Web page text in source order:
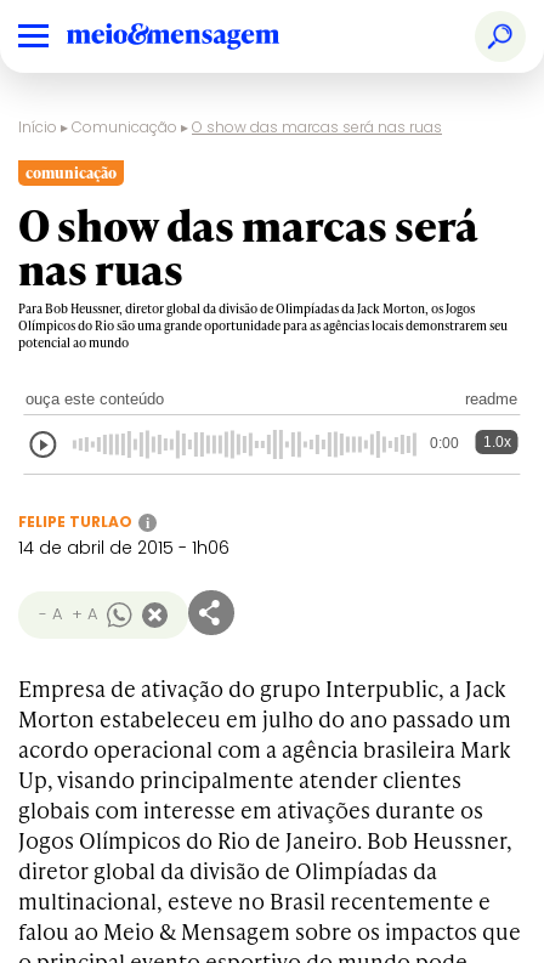
Início ▸Comunicação ▸O show das marcas será nas ruas
comunicação
O show das marcas será
nas ruas
Para Bob Heussner, diretor global da divisão de Olimpíadas da Jack Morton, os Jogos
Olímpicos do Rio são uma grande oportunidade para as agências locais demonstrarem seu
potencial ao mundo
ouça este conteúdo readme
0:00 1.0x
FELIPE TURLAO i
14 de abril de 2015 - 1h06
- A + A
Empresa de ativação do grupo Interpublic, a Jack
Morton estabeleceu em julho do ano passado um
acordo operacional com a agência brasileira Mark
Up, visando principalmente atender clientes
globais com interesse em ativações durante os
Jogos Olímpicos do Rio de Janeiro. Bob Heussner,
diretor global da divisão de Olimpíadas da
multinacional, esteve no Brasil recentemente e
falou ao Meio & Mensagem sobre os impactos que